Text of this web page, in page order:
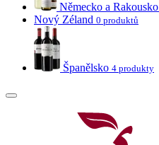
Německo a Rakousko
Nový Zéland 0 produktů
Španělsko 4 produkty